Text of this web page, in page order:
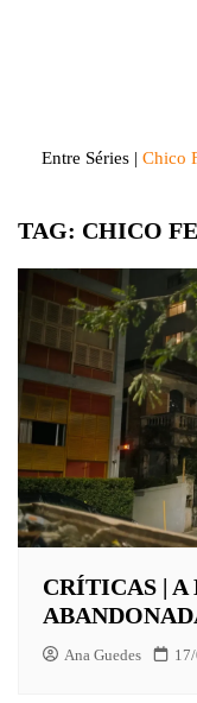
Entre Séries | Chico
TAG: CHICO
CRÍTICAS | A
Ana Guedes